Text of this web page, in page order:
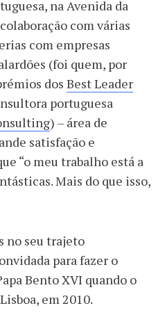
na Avenida da
com várias
com empresas
(foi quem, por
dos Best Leader
portuguesa
) – área de
satisfação e
“o meu trabalho está a
Mais do que isso,
no seu trajeto
para fazer o
Bento XVI quando o
em 2010.